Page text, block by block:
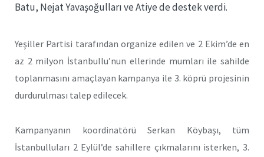
Batu, Nejat Yavaşoğulları ve Atiye de destek verdi.
Yeşiller Partisi tarafından organize edilen ve 2 Ekim’de en
az 2 milyon İstanbullu’nun ellerinde mumları ile sahilde
toplanmasını amaçlayan kampanya ile 3. köprü projesinin
durdurulması talep edilecek.
Kampanyanın koordinatörü Serkan Köybaşı, tüm
İstanbulluları 2 Eylül’de sahillere çıkmalarını isterken, 3.